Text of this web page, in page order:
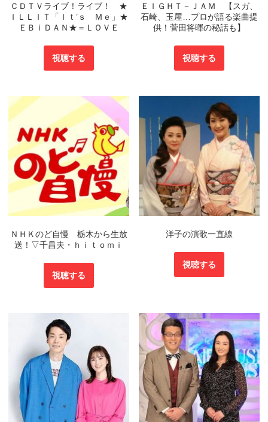
ＣＤＴＶライブ！ライブ！ ★
ＩＬＬＩＴ「Ｉｔ’ｓ Ｍｅ」★
ＥＢｉＤＡＮ★＝ＬＯＶＥ
視聴する
ＥＩＧＨＴ－ＪＡＭ 【スガ、
石崎、玉屋…プロが語る楽曲提
供！菅田将暉の秘話も】
視聴する
ＮＨＫのど自慢 栃木から生放
送！▽千昌夫・ｈｉｔｏｍｉ
視聴する
洋子の演歌一直線
視聴する